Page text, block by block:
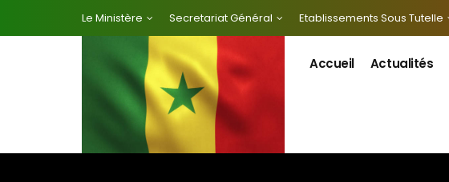
Le Ministère Secretariat Général Etablissements Sous Tutelle
Accueil Actualités